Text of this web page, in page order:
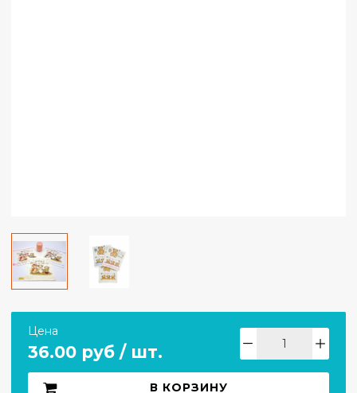
Цена
36.00 руб / шт.
В КОРЗИНУ